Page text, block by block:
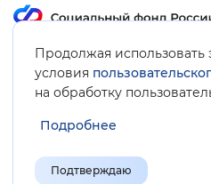
Продолжая использовать
условия
на обработку
Подробнее
Подтверждаю
Карта сайта